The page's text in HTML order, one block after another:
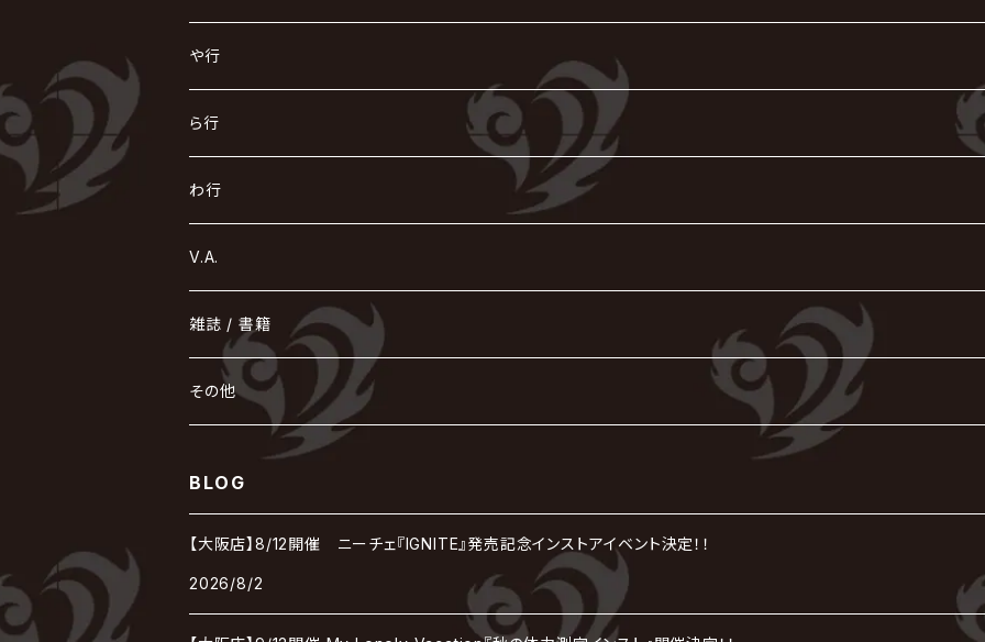
Azavana
Acid Black Cherry
彩冷える -ayabie-
ΛrlequiΩ / アルルカン
色々な十字架
168 / 葵-168-
OFIAM
the GazettE
GOTCHAROCKA
KAMIJO
cali≠gari
河村隆一
KIRITO / キリト
己龍
黒夢
仮病
GOATBED
ゴールデンボンバー
XANVALA
ジグソウ
シド
JAKIGAN MEISTER
Chanty
超ジャシー
SPLENDID GOD GIRAFFE
SLAPSLY / CHIYU
ゼラ
零[Hz]
そ
SOPHIA
ZOMBIE / ぞんび
逹瑯
DAVID / SUI / 縁
DARRELL
て
D
DIAURA
Develop One's Faculties
DIR EN GREY
DEXCORE
TAKE NO BREAK
DEZERT
と
東京花嫁
Tourbillon
DOG inthePWO
NAZARE
NiEL
NICOLAS
ぬ
nurié
ね
NETH PRIERE CAIN
NEVERLAND
の
NoGoD
NOCTURNAL BLOODLUST
heidi.
H.U.G
花見桜こうき
薔薇の宮殿
BAROQUE
ひ
HERO
美炎-BIEN-
ヒッチコック
hide with Spread Beaver / hide
HIDE-ZOU
ビバラッシュ
ふ
Far East Dizain
Fatüm
FANTASTIC◇CIRCUS
FEST VAINQUEUR
へ
BabyKingdom
THE BEETHOVEN
PENICILLIN
ほ
POIDOL
HOLLOWGRAM
ま
THE MICRO HEAD 4N'S
MAO / マオ from SID
Magistina Saga
MUSCLE ATTACK
マツタケワークス
摩天楼オペラ
THE MADNA
み
未完成アリス
ミスイ
MIMIZUQ
む
MUCC / ムック
め
メトロノーム
MERRY / メリー
も
THE MORTAL
最上川司
や行
や
ヤミテラ / 外道反逆者ヤミテラ
ゆ
YUKIYA / 藤田幸也
ユナイト
よ
ら行
ら
rice
Rides In ReVellion
Raphael
り
Leetspeak monsters
Ricky
LIPHLICH
る
Ruiza
LUNA SEA
れ
the Raid.
REIGN
Rorschach.inc
わ行
わ
wyse
我が為
V.A.
雑誌 / 書籍
hévn
ROCK AND READ
その他
BLOG
【大阪店】8/12開催 ニーチェ『IGNITE』発売記念インストアイベント決定！！
2026/8/2